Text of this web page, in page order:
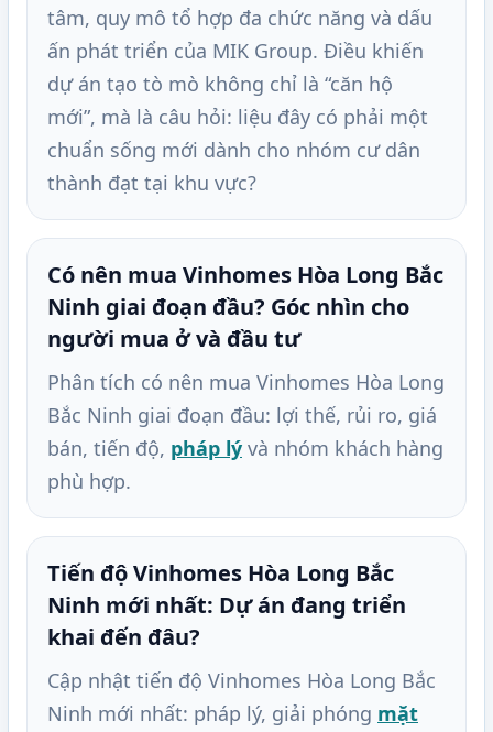
tâm, quy mô tổ hợp đa chức năng và dấu
ấn phát triển của MIK Group. Điều khiến
dự án tạo tò mò không chỉ là “căn hộ
mới”, mà là câu hỏi: liệu đây có phải một
chuẩn sống mới dành cho nhóm cư dân
thành đạt tại khu vực?
Có nên mua Vinhomes Hòa Long Bắc
Ninh giai đoạn đầu? Góc nhìn cho
người mua ở và đầu tư
Phân tích có nên mua Vinhomes Hòa Long
Bắc Ninh giai đoạn đầu: lợi thế, rủi ro, giá
bán, tiến độ, pháp lý và nhóm khách hàng
phù hợp.
Tiến độ Vinhomes Hòa Long Bắc
Ninh mới nhất: Dự án đang triển
khai đến đâu?
Cập nhật tiến độ Vinhomes Hòa Long Bắc
Ninh mới nhất: pháp lý, giải phóng mặt